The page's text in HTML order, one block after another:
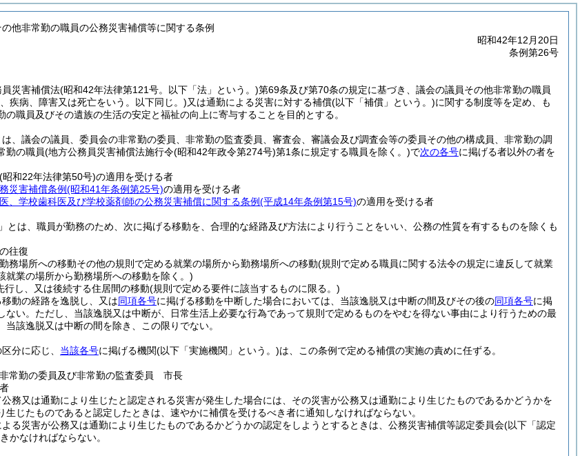
他非常勤の職員の公務災害補償等に関する条例
昭和42年12月20日
条例第26号
災害補償法(昭和42年法律第121号。以下「法」という。)第69条及び第70条の規定に基づき、議会の議員その他非常勤の職員
疾病、障害又は死亡をいう。以下同じ。)又は通勤による災害に対する補償(以下「補償」という。)に関する制度等を定め、も
の職員及びその遺族の生活の安定と福祉の向上に寄与することを目的とする。
、議会の議員、委員会の非常勤の委員、非常勤の監査委員、審査会、審議会及び調査会等の委員その他の構成員、非常勤の調
勤の職員(地方公務員災害補償法施行令(昭和42年政令第274号)第1条に規定する職員を除く。)で次の各号に掲げる者以外の者を
(昭和22年法律第50号)の適用を受ける者
災害補償条例(昭和41年条例第25号)の適用を受ける者
、学校歯科医及び学校薬剤師の公務災害補償に関する条例(平成14年条例第15号)の適用を受ける者
とは、職員が勤務のため、次に掲げる移動を、合理的な経路及び方法により行うことをいい、公務の性質を有するものを除くも
往復
務場所への移動その他の規則で定める就業の場所から勤務場所への移動(規則で定める職員に関する法令の規定に違反して就業
就業の場所から勤務場所への移動を除く。)
行し、又は後続する住居間の移動(規則で定める要件に該当するものに限る。)
動の経路を逸脱し、又は同項各号に掲げる移動を中断した場合においては、当該逸脱又は中断の間及びその後の同項各号に掲
ない。 ただし、当該逸脱又は中断が、日常生活上必要な行為であって規則で定めるものをやむを得ない事由により行うための最
該逸脱又は中断の間を除き、この限りでない。
分に応じ、 当該各号に掲げる機関(以下「実施機関」という。)は、この条例で定める補償の実施の責めに任ずる。
常勤の委員及び非常勤の監査委員 市長
務又は通勤により生じたと認定される災害が発生した場合には、その災害が公務又は通勤により生じたものであるかどうかを
生じたものであると認定したときは、速やかに補償を受けるべき者に通知しなければならない。
る災害が公務又は通勤により生じたものであるかどうかの認定をしようとするときは、公務災害補償等認定委員会(以下「認定
かなければならない。